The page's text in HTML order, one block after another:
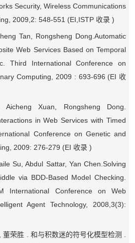
Security, Wireless Communications
2009,2: 548-551 (EI,ISTP 收录)
Tan, Rongsheng Dong.Automatic
Web Services Based on Temporal
Third International Conference on
Computing, 2009 : 693-696 (EI 收
Aicheng Xuan, Rongsheng Dong.
in Web Services with Timed
Conference on Genetic and
2009: 276-279 (EI 收录)
Su, Abdul Sattar, Yan Chen.Solving
via BDD-Based Model Checking.
International Conference on Web
Agent Technology, 2008,3(3):
,董荣胜 和与积数迷的符号化模型检测